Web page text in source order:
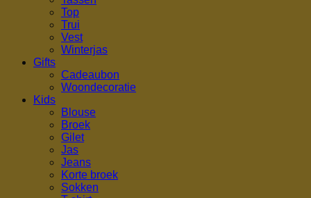
Top
Trui
Vest
Winterjas
Gifts
Cadeaubon
Woondecoratie
Kids
Blouse
Broek
Gilet
Jas
Jeans
Korte broek
Sokken